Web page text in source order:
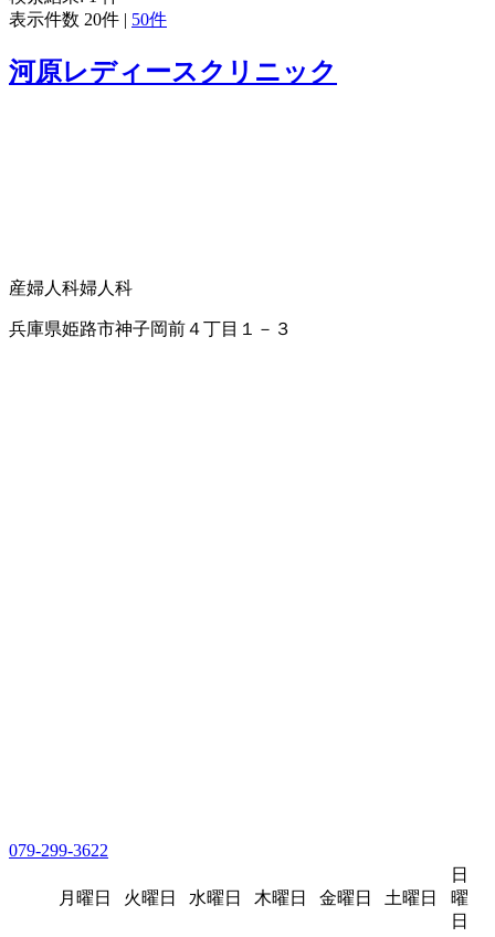
表示件数 20件 | 50件
河原レディースクリニック
産婦人科婦人科
兵庫県姫路市神子岡前４丁目１－３
079-299-3622
月曜日 火曜日 水曜日 木曜日 金曜日 土曜日
日
曜
日